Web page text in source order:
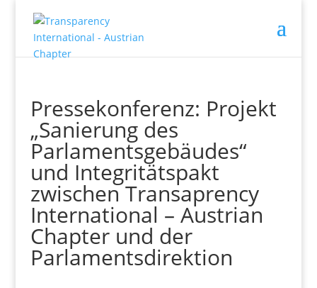
Pressekonferenz: Projekt
„Sanierung des
Parlamentsgebäudes“
und Integritätspakt
zwischen Transaprency
International – Austrian
Chapter und der
Parlamentsdirektion